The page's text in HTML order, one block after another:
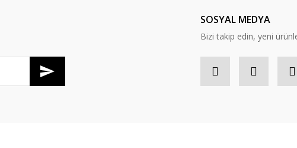
SOSYAL MEDYA
Bizi takip edin, yeni